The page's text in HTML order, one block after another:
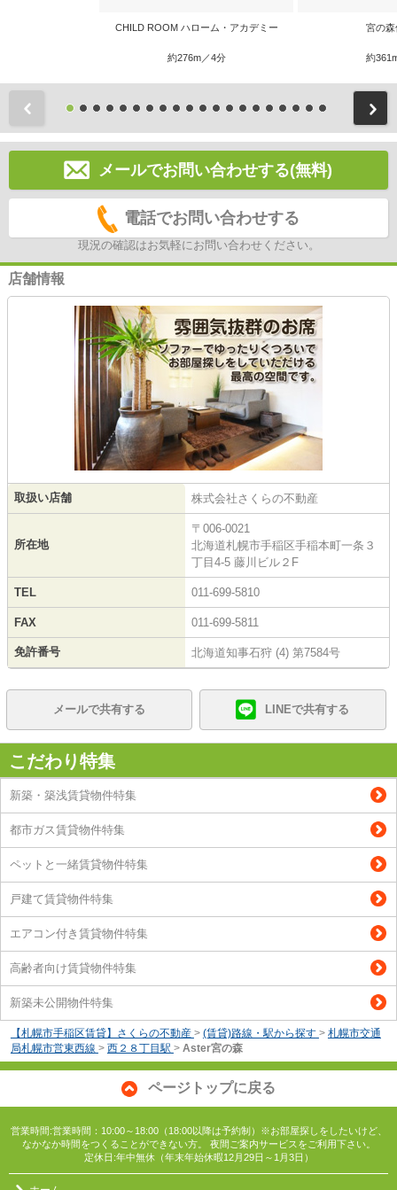
CHILD ROOM ハローム・アカデミー
約276m／4分
宮の森
約
メールでお問い合わせする(無料)
電話でお問い合わせする
現況の確認はお気軽にお問い合わせください。
店舗情報
取扱い店舗 株式会社さくらの不動産
所在地
〒006-0021
北海道札幌市手稲区手稲本町一条３
丁目4-5 藤川ビル２F
TEL 011-699-5810
FAX 011-699-5811
免許番号 北海道知事石狩 (4) 第7584号
メールで共有する LINEで共有する
こだわり特集
新築・築浅賃貸物件特集
都市ガス賃貸物件特集
ペットと一緒賃貸物件特集
戸建て賃貸物件特集
エアコン付き賃貸物件特集
高齢者向け賃貸物件特集
新築未公開物件特集
【札幌市手稲区賃貸】さくらの不動産 > (賃貸)路線・駅から探す > 札幌市交通
局札幌市営東西線 > 西２８丁目駅 > Aster宮の森
ページトップに戻る
営業時間:営業時間：10:00～18:00（18:00以降は予約制）※お部屋探しをしたいけど、
なかなか時間をつくることができない方。 夜間ご案内サービスをご利用下さい。
定休日:年中無休（年末年始休暇12月29日～1月3日）